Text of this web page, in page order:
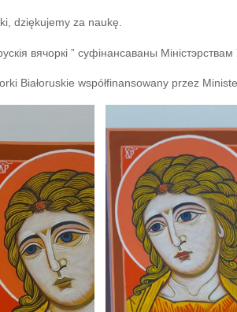
dziękujemy za naukę.
вячоркі ” суфінансаваны
Białoruskie współfinansowany przez